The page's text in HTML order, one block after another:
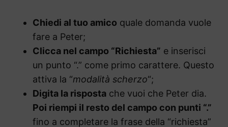
Chiedi al tuo amico quale domanda vuole
fare a Peter;
Clicca nel campo “Richiesta” e inserisci
un punto “.” come primo carattere. Questo
attiva la “modalità scherzo“;
Digita la risposta che vuoi che Peter dia.
Poi riempi il resto del campo con punti “.”
fino a completare la frase della “richiesta”